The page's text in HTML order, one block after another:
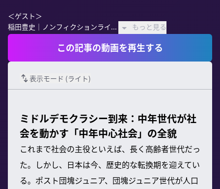
＜ゲスト＞
稲田豊史｜ノンフィクションライ...
もっと見る
この記事の動画を再生する
表示モード (ライト)
ミドルデモクラシー到来：中年世代が社
会を動かす「中年中心社会」の全貌
これまで社会の主役といえば、長く高齢者世代だっ
た。しかし、日本は今、歴史的な転換期を迎えてい
る。ポスト団塊ジュニア、団塊ジュニア世代が人口